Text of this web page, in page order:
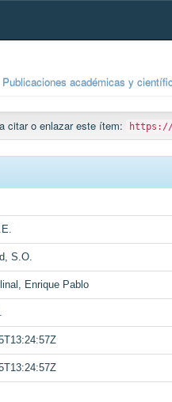
Publicaciones académicas y
citar o enlazar este ítem: https://
S.O.
Enrique Pablo